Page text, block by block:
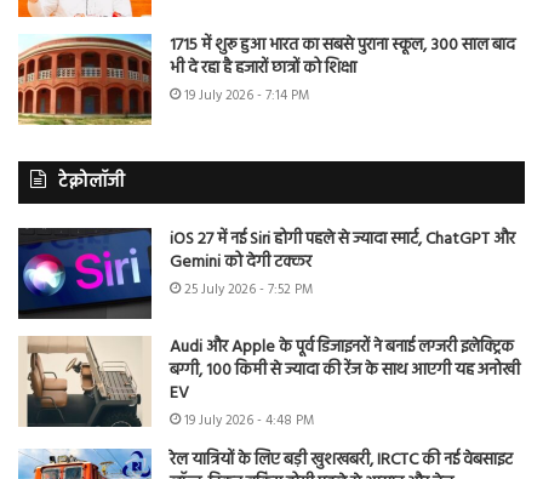
1715 में शुरू हुआ भारत का सबसे पुराना स्कूल, 300 साल बाद
भी दे रहा है हजारों छात्रों को शिक्षा
19 July 2026 - 7:14 PM
टेक्नोलॉजी
iOS 27 में नई Siri होगी पहले से ज्यादा स्मार्ट, ChatGPT और
Gemini को देगी टक्कर
25 July 2026 - 7:52 PM
Audi और Apple के पूर्व डिजाइनरों ने बनाई लग्जरी इलेक्ट्रिक
बग्गी, 100 किमी से ज्यादा की रेंज के साथ आएगी यह अनोखी
EV
19 July 2026 - 4:48 PM
रेल यात्रियों के लिए बड़ी खुशखबरी, IRCTC की नई वेबसाइट